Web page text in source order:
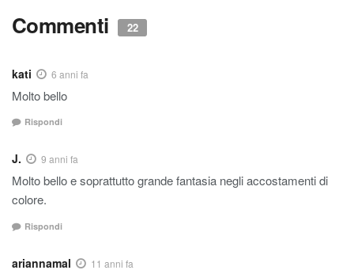
Commenti 22
kati 6 anni fa
Molto bello
Rispondi
J. 9 anni fa
Molto bello e soprattutto grande fantasia negli accostamenti di
colore.
Rispondi
ariannamal 11 anni fa